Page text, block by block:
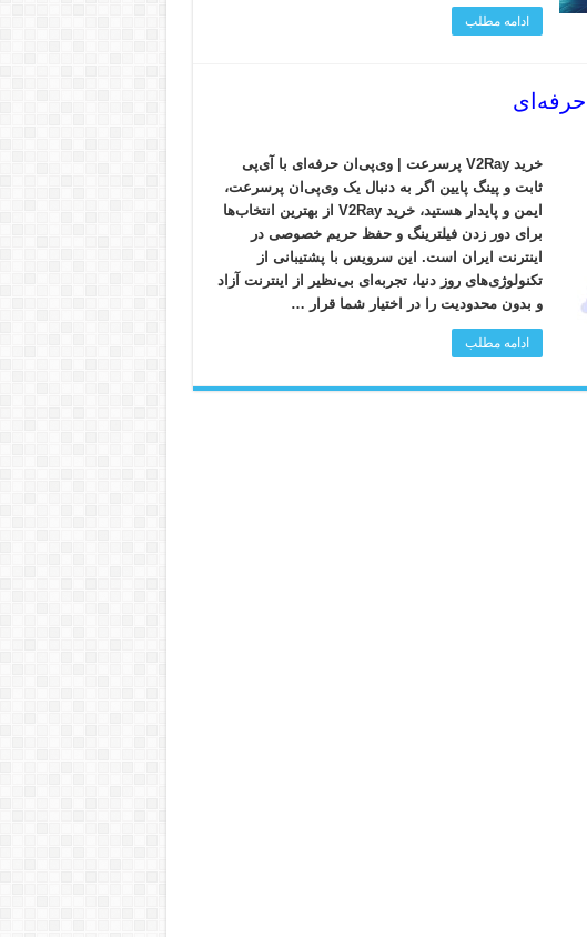
ادامه مطلب
خرید V2Ray پرسرعت | وی‌پی‌ان حرفه‌ای با آی‌پی
ثابت و پینگ پایین اگر به دنبال یک وی‌پی‌ان پرسرعت،
ایمن و پایدار هستید، خرید V2Ray از بهترین انتخاب‌ها
برای دور زدن فیلترینگ و حفظ حریم خصوصی در
اینترنت ایران است. این سرویس با پشتیبانی از
تکنولوژی‌های روز دنیا، تجربه‌ای بی‌نظیر از اینترنت آزاد
و بدون محدودیت را در اختیار شما قرار …
ادامه مطلب